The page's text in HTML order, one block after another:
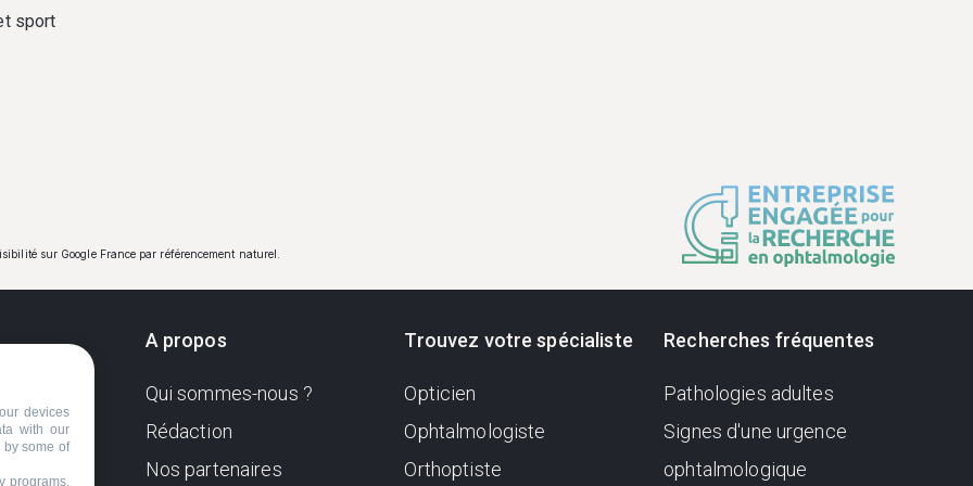
sport
sur Google France par référencement naturel.
Sa
A propos
Qui sommes-nous ?
Rédaction
Nos partenaires
Trouvez votre spécialiste
Opticien
Ophtalmologiste
Orthoptiste
Recherches fréquentes
Pathologies adultes
Signes d'une urgence
ophtalmologique
devices
with our
some of
programs,